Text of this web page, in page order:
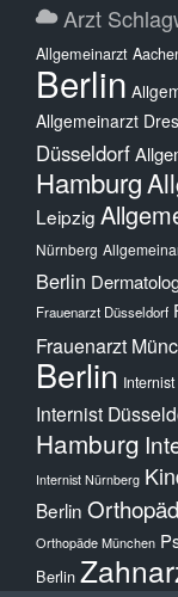
Arzt
Allgemeinarzt
Berlin
Allgemeinarzt
Düsseldorf
Hamburg
Leipzig
Nürnberg
Berlin
Frauenarzt Düsseldorf
Frauenarzt
Berlin
Internist
Hamburg
Internist Nürnberg
Berlin
Orthopäde München
Berlin